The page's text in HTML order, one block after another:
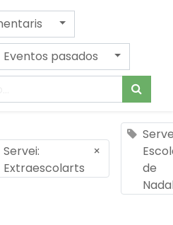
Eventos pasados
Servei:
Extraescolarts
×
de